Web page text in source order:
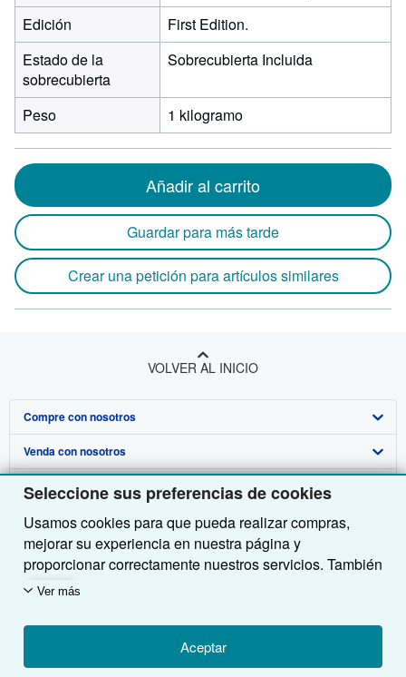
Seleccione sus preferencias de cookies
Usamos cookies para que pueda realizar compras,
mejorar su experiencia en nuestra página y
proporcionar correctamente nuestros servicios. También
utilizamos cookies para comprender el modo en que los
midiendo las visitas al sitio) y así poder realizar
mejoras. Si está de acuerdo, también utilizaremos
cookies de terceros para mostrar contenido relevante
Ver más
Aceptar
Edición
First Edition.
Estado de la
sobrecubierta
Sobrecubierta Incluida
Peso 1 kilogramo
Añadir al carrito
Guardar para más tarde
Crear una petición para artículos similares
VOLVER AL INICIO
Compre con nosotros
Búsqueda avanzada
Colecciones
Mi cuenta
Mis pedidos
Ver carrito
Venda con nosotros
Comenzar a vender
Únase a nuestro programa de afiliados
Recomiende un vendedor
Sobre nosotros
Sobre IberLibro
Medios
Empleo
Política de Privacidad
Obtener Ayuda
Preguntas frecuentes y guías
Atención al Cliente
Otras compañías de AbeBooks
AbeBooks.com
AbeBooks.co.uk
Siga a IberLibro